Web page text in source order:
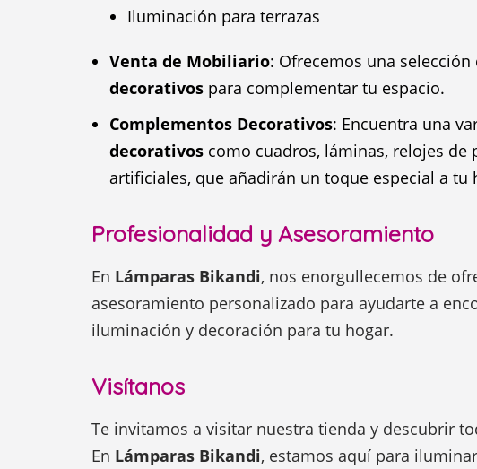
Iluminación para terrazas
Venta de Mobiliario: Ofrecemos una selección
decorativos para complementar tu espacio.
Complementos Decorativos: Encuentra una
decorativos como cuadros, láminas, relojes de
artificiales, que añadirán un toque especial a tu
Profesionalidad y Asesoramiento
En Lámparas Bikandi, nos enorgullecemos de
asesoramiento personalizado para ayudarte a
iluminación y decoración para tu hogar.
Visítanos
Te invitamos a visitar nuestra tienda y descubrir
En Lámparas Bikandi, estamos aquí para